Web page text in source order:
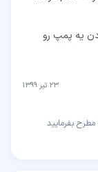
یه پمپ رو
۲۳ تیر ۱۳۹۹